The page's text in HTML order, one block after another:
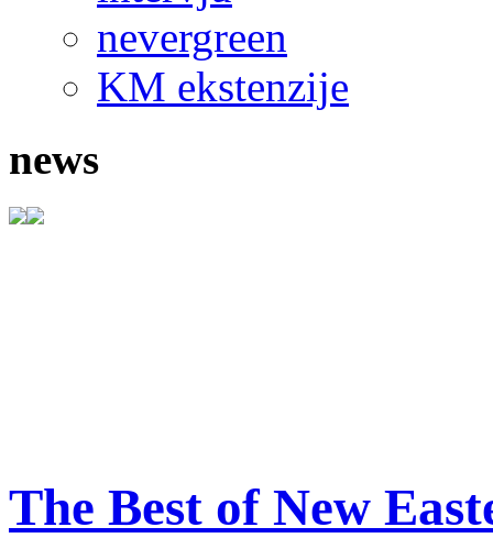
nevergreen
KM ekstenzije
news
The Best of New